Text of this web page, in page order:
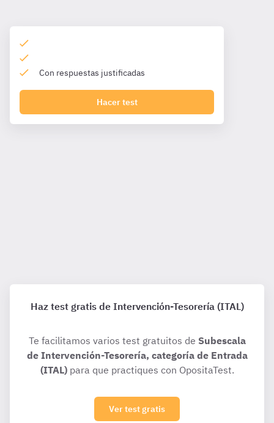
Con respuestas justificadas
Hacer test
Haz test gratis de Intervención-Tesorería (ITAL)
Te facilitamos varios test gratuitos de Subescala
de Intervención-Tesorería, categoría de Entrada
(ITAL)para que practiques con OpositaTest.
Ver test gratis